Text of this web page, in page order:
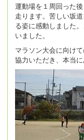
運動場を１周回った
走ります。苦しい坂
る姿に感動しました
いました。
マラソン大会に向け
協力いただき、本当に